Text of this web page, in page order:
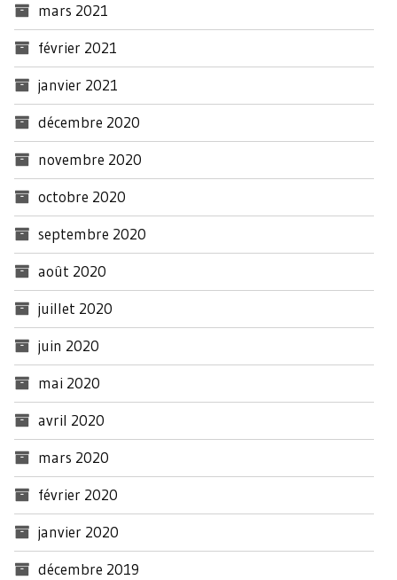
mars 2021
février 2021
janvier 2021
décembre 2020
novembre 2020
octobre 2020
septembre 2020
août 2020
juillet 2020
juin 2020
mai 2020
avril 2020
mars 2020
février 2020
janvier 2020
décembre 2019